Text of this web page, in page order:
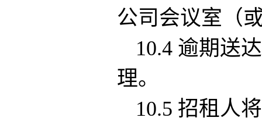
公司会议室（
10.4 逾期送
理。
10.5 招租人